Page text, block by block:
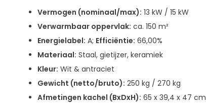
Vermogen (nominaal/max): 13 kW / 15 kW
Verwarmbaar oppervlak: ca. 150 m²
Energielabel: A; Efficiëntie: 66,00%
Materiaal: Staal, gietijzer, keramiek
Kleur: Wit & antraciet
Gewicht (netto/bruto): 250 kg / 270 kg
Afmetingen kachel (BxDxH): 65 x 39,4 x 47 cm